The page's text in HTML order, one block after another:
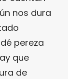
nos dura
pereza
que
de